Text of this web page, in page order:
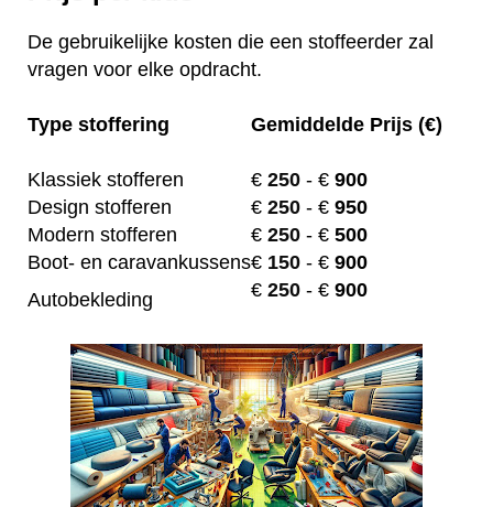
De gebruikelijke kosten die een stoffeerder zal
vragen voor elke opdracht.
Type stoffering Gemiddelde Prijs (€)
Klassiek stofferen € 250 - € 900
Design stofferen
€ 250 - € 950
Modern stofferen
€ 250 - € 500
Boot- en caravankussens€ 150 - € 900
Autobekleding
€ 250 - € 900